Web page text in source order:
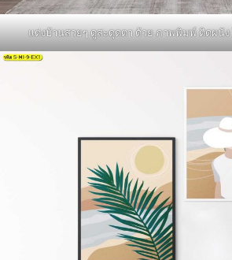
แต่งบ้านสวยๆ ดูสะดุดตา ด้วย ภาพพิมพ์ ติดผนัง